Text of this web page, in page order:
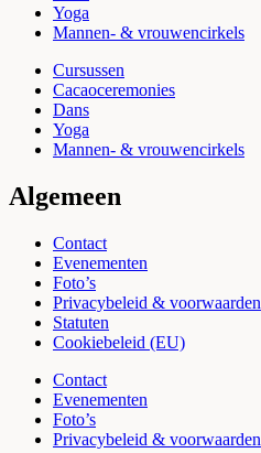
Yoga
Mannen- & vrouwencirkels
Cursussen
Cacaoceremonies
Dans
Yoga
Mannen- & vrouwencirkels
Algemeen
Contact
Evenementen
Foto’s
Privacybeleid & voorwaarden
Statuten
Cookiebeleid (EU)
Contact
Evenementen
Foto’s
Privacybeleid & voorwaarden